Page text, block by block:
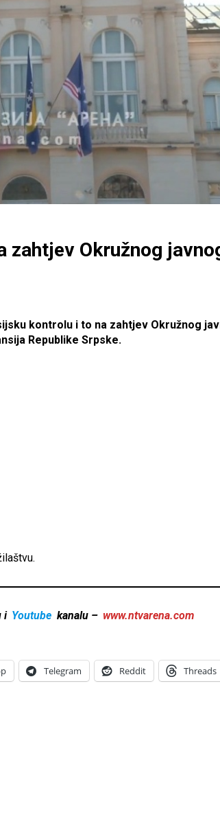
zahtjev Okružnog
kontrolu i to na zahtjev Okružnog
Republike Srpske.
i Youtube kanalu – www.ntvarena.com
Telegram Reddit Threads